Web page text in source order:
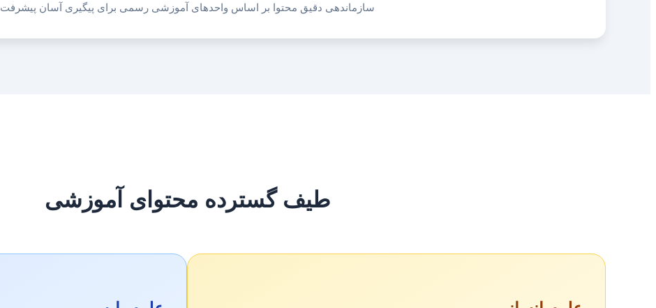
سازماندهی دقیق محتوا بر اساس واحدهای آموزشی رسمی برای پیگیری آسان پیشرفت
طیف گسترده محتوای آموزشی